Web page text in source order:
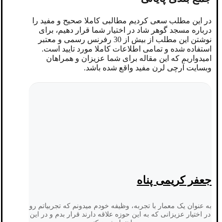
در این مطلب سعی کردیم مطالبی کاملا صحیح و مفید را
درباره مسجد گوهر شاد در اختیار شما قرار دهیم، برای
نوشتن این مطلب از بیش از 30 رفرنس رسمی و معتبر
استفاده شده و تمامی اطلاعات کاملا مورد تایید است.
امیدواریم که این مقاله برای شما عزیزان و همراهان
وبسایت آرچی لرن مفید واقع شده باشد.
جعفر کریمی پناه
به عنوان یک معمار با تجربه، وظیفه خودم میدونم که تجربیاتم رو
در اختیار عزیزانی که به این حوزه علاقه دارند قرار بدم و در این